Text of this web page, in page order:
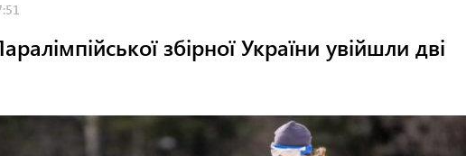
збірної України увійшли дві